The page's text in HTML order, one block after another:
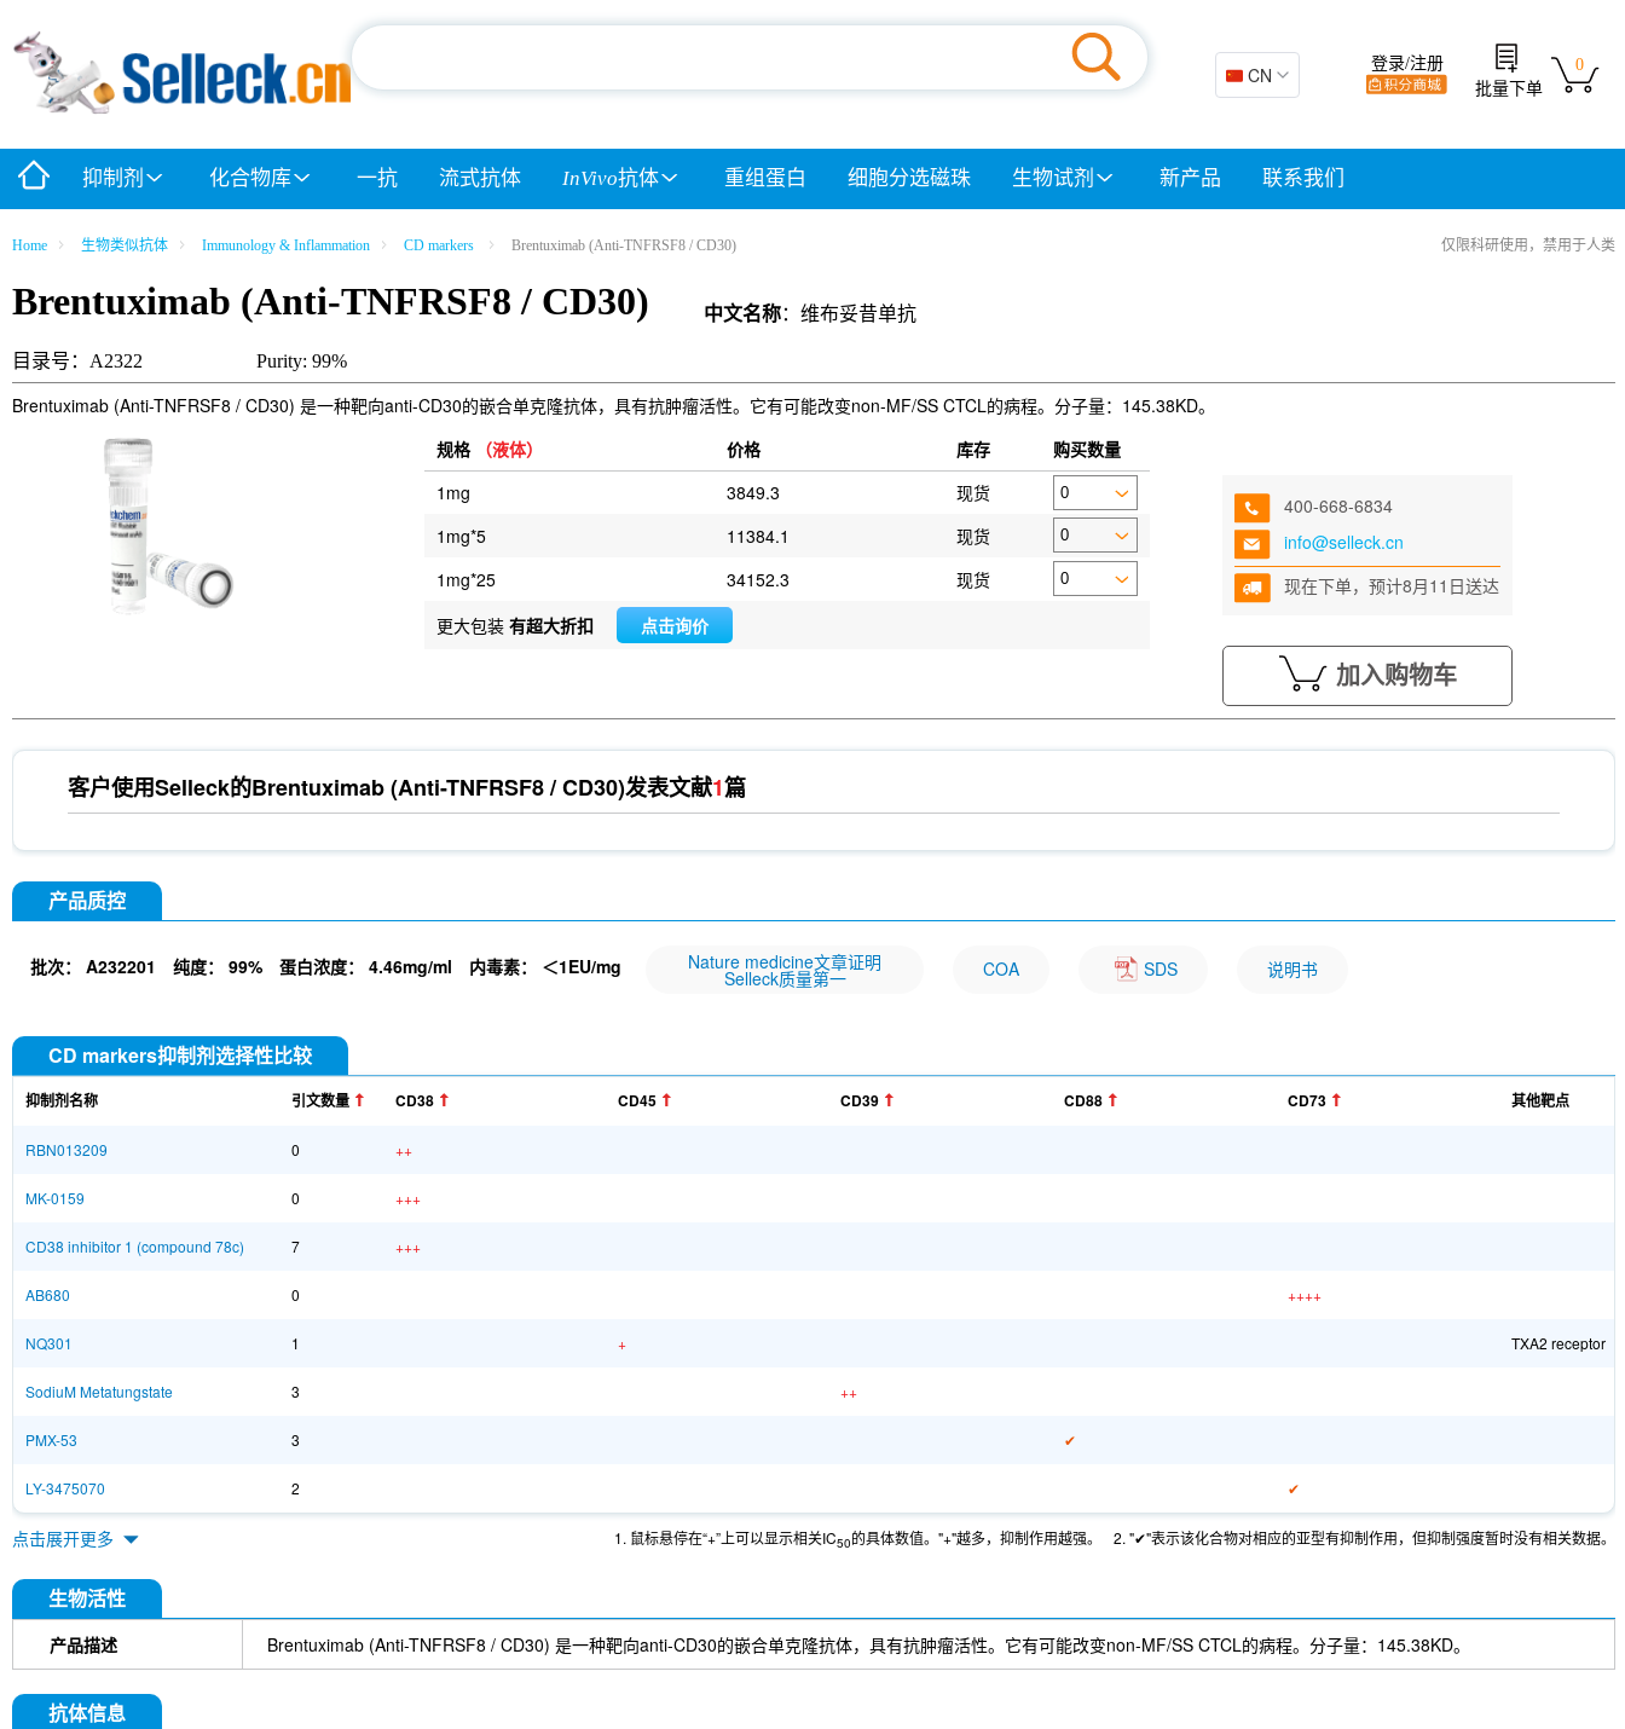
🇨🇳 CN
0
批量下单
登录/注册
抑制剂 化合物库 一抗 流式抗体 InVivo抗体 重组蛋白 细胞分选磁珠 生物试剂 新产品 联系我们
Home 生物类似抗体 Immunology & Inflammation CD markers Brentuximab (Anti-TNFRSF8 / CD30) 仅限科研使用，禁用于人类
Brentuximab (Anti-TNFRSF8 / CD30) 中文名称：维布妥昔单抗
目录号：A2322 Purity: 99%
Brentuximab (Anti-TNFRSF8 / CD30) 是一种靶向anti-CD30的嵌合单克隆抗体，具有抗肿瘤活性。它有可能改变non-MF/SS CTCL的病程。分子量：145.38KD。
规格 （液体） 价格 库存
购买数量
1mg
3849.3
现货
1mg*5
11384.1
现货
1mg*25
34152.3
现货
更大包装 有超大折扣 点击询价
400-668-6834
info@selleck.cn
现在下单，预计8月11日送达
加入购物车
客户使用Selleck的Brentuximab (Anti-TNFRSF8 / CD30)发表文献1篇
产品质控
批次： A232201 纯度： 99% 蛋白浓度： 4.46mg/ml 内毒素： ＜1EU/mg Nature medicine文章证明
Selleck质量第一 COA SDS 说明书
CD markers抑制剂选择性比较
抑制剂名称 引文数量 CD38 CD45 CD39 CD88 CD73 其他靶点
RBN013209 0 ++
MK-0159 0 +++
CD38 inhibitor 1 (compound 78c) 7 +++
AB680 0 ++++
NQ301 1 + TXA2 receptor
SodiuM Metatungstate 3 ++
PMX-53 3 ✔
LY-3475070 2 ✔
点击展开更多 1. 鼠标悬停在“+”上可以显示相关IC50的具体数值。"+"越多，抑制作用越强。 2. "✔"表示该化合物对相应的亚型有抑制作用，但抑制强度暂时没有相关数据。
生物活性
产品描述 Brentuximab (Anti-TNFRSF8 / CD30) 是一种靶向anti-CD30的嵌合单克隆抗体，具有抗肿瘤活性。它有可能改变non-MF/SS CTCL的病程。分子量：145.38KD。
抗体信息